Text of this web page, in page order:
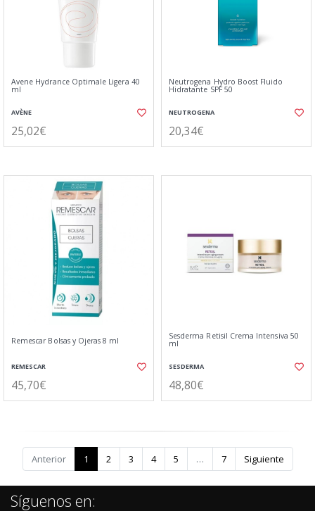
Avene Hydrance Optimale Ligera 40
ml
AVÈNE
25,02€
Neutrogena Hydro Boost Fluido
Hidratante SPF 50
NEUTROGENA
20,34€
Remescar Bolsas y Ojeras 8 ml
REMESCAR
45,70€
Sesderma Retisil Crema Intensiva 50
ml
SESDERMA
48,80€
Anterior 1 2 3 4 5 … 7 Siguiente
Síguenos en: